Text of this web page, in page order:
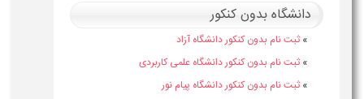
دانشگاه بدون کنکور
» ثبت نام بدون کنکور دانشگاه آزاد
» ثبت نام بدون کنکور دانشگاه علمی کاربردی
» ثبت نام بدون کنکور دانشگاه پیام نور